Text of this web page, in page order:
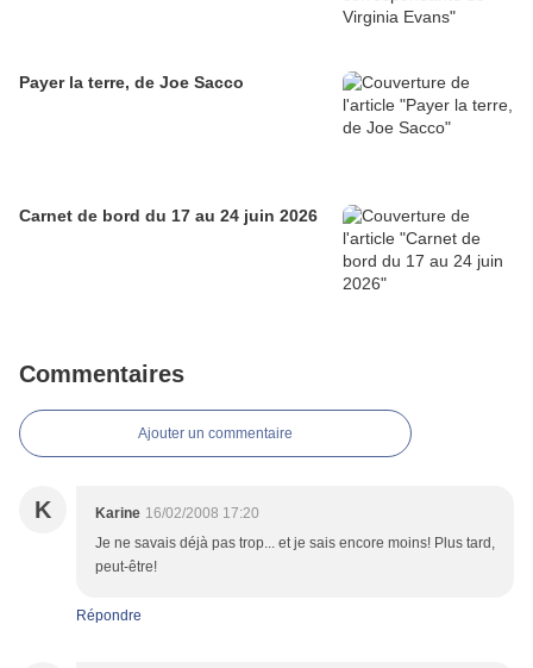
Payer la terre, de Joe Sacco
Carnet de bord du 17 au 24 juin 2026
Commentaires
Ajouter un commentaire
K Karine 16/02/2008 17:20
Je ne savais déjà pas trop... et je sais encore moins! Plus tard,
peut-être!
Répondre